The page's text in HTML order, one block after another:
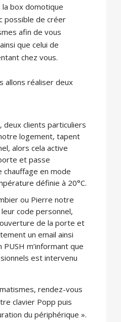
box domotique
possible de créer
afin de vous
que celui de
chez vous.
allons réaliser deux
deux clients particuliers
logement, tapent
alors cela active
et passe
en mode
définie à 20°C.
ou Pierre notre
code personnel,
de la porte et
un email ainsi
PUSH m’informant que
est intervenu
rendez-vous
clavier Popp puis
du périphérique ».